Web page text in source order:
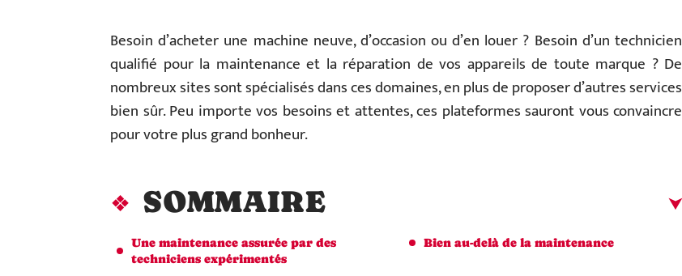
Besoin d’acheter une machine neuve, d’occasion ou d’en louer ? Besoin d’un technicien
qualifié pour la maintenance et la réparation de vos appareils de toute marque ? De
nombreux sites sont spécialisés dans ces domaines, en plus de proposer d’autres services
bien sûr. Peu importe vos besoins et attentes, ces plateformes sauront vous convaincre
pour votre plus grand bonheur.
SOMMAIRE
Une maintenance assurée par des
techniciens expérimentés
Bien au-delà de la maintenance